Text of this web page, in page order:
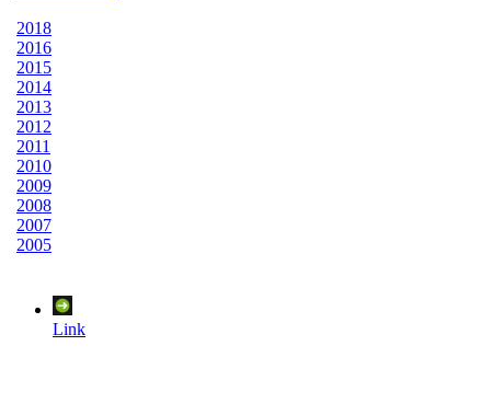
2018
2016
2015
2014
2013
2012
2011
2010
2009
2008
2007
2005
Link